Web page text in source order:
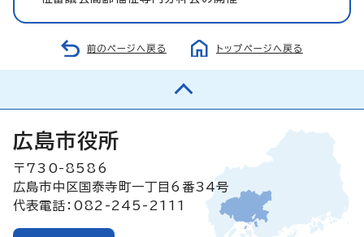
前のページへ戻る トップページへ戻る
広島市役所
〒730-8586
広島市中区国泰寺町一丁目6番34号
代表電話：082-245-2111